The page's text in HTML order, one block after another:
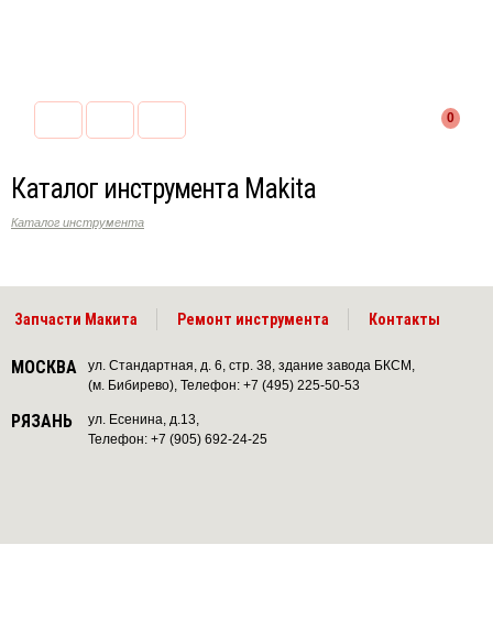
0
Каталог инструмента Makita
Каталог инструмента
Запчасти Макита Ремонт инструмента Контакты
МОСКВА
ул. Стандартная, д. 6, стр. 38, здание завода БКСМ,
(м. Бибирево), Телефон: +7 (495) 225-50-53
РЯЗАНЬ
ул. Есенина, д.13,
Телефон: +7 (905) 692-24-25